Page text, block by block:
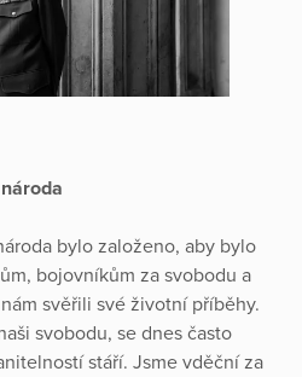
bylo založeno, aby bylo
bojovníkům za svobodu a
svěřili své životní příběhy.
svobodu, se dnes často
stáří. Jsme vděční za